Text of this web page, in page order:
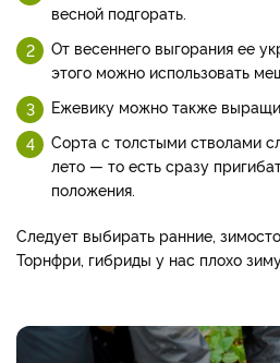
весной подгорать.
От весен­него выгорания ее
этого можно ис­пользовать
Ежевику можно также
Сорта с толстыми стволами
лето — то есть сразу
положения.
Следует выбирать ранние,
Торнфри, гибриды у нас плохо